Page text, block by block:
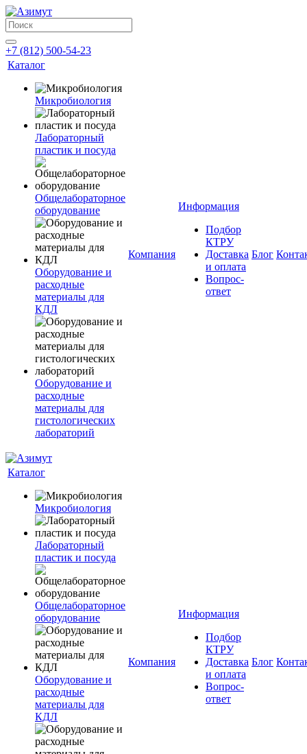
+7 (812) 500-54-23
Каталог
Микробиология
Лабораторный
пластик и посуда
Общелабораторное
оборудование
Оборудование и
расходные
материалы для
КДЛ
Оборудование и
расходные
материалы для
гистологических
лабораторий
Компания
Информация
Подбор
КТРУ
Доставка
и оплата
Вопрос-
ответ
Блог
Каталог
Микробиология
Лабораторный
пластик и посуда
Общелабораторное
оборудование
Оборудование и
расходные
материалы для
КДЛ
Компания
Информация
Подбор
КТРУ
Доставка
и оплата
Вопрос-
ответ
Блог